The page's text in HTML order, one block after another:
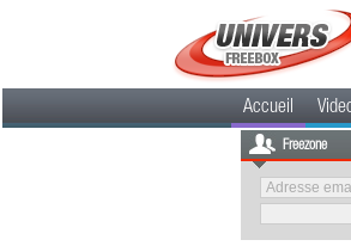
Accueil
Freezone